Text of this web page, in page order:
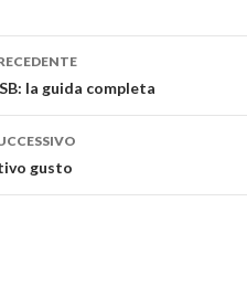
la guida completa
gusto